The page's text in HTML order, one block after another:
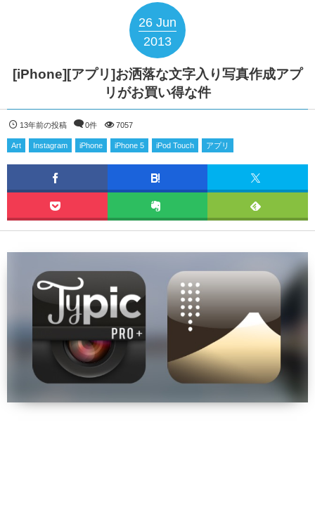
26 Jun
2013
[iPhone][アプリ]お洒落な文字入り写真作成アプ
リがお買い得な件
13年前の投稿 0件 7057
Art Instagram iPhone iPhone 5 iPod Touch アプリ